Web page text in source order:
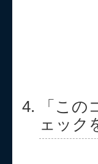
「こ
ェック